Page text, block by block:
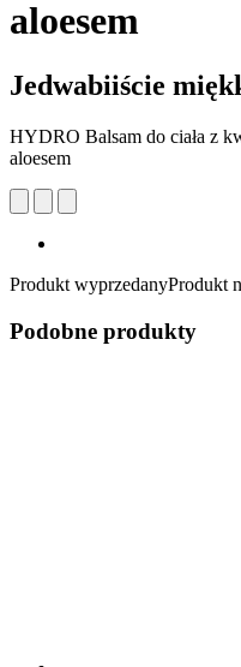
aloesem
Jedwabiiście
HYDRO Balsam do ciała z
aloesem
Produkt wyprzedanyProdukt
Podobne produkty